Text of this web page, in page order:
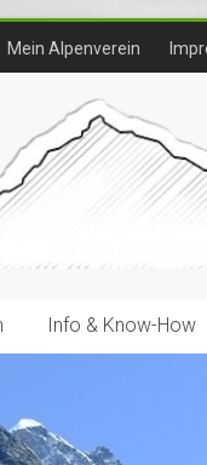
Mein Alpenverein
Info & Know-How